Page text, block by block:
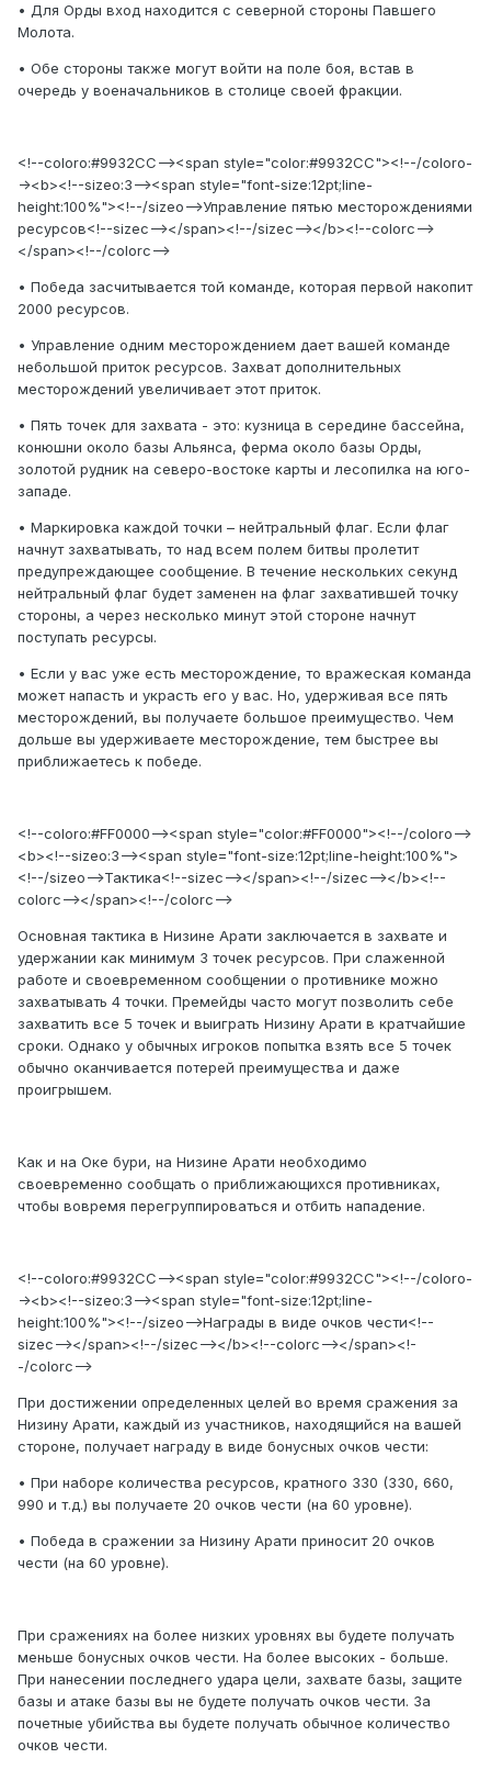
• Для Орды вход находится с северной стороны Павшего
Молота.
• Обе стороны также могут войти на поле боя, встав в
очередь у военачальников в столице своей фракции.
<!--coloro:#9932CC--><span style="color:#9932CC"><!--/coloro-
-><b><!--sizeo:3--><span style="font-size:12pt;line-
height:100%"><!--/sizeo-->Управление пятью месторождениями
ресурсов<!--sizec--></span><!--/sizec--></b><!--colorc-->
</span><!--/colorc-->
• Победа засчитывается той команде, которая первой накопит
2000 ресурсов.
• Управление одним месторождением дает вашей команде
небольшой приток ресурсов. Захват дополнительных
месторождений увеличивает этот приток.
• Пять точек для захвата - это: кузница в середине бассейна,
конюшни около базы Альянса, ферма около базы Орды,
золотой рудник на северо-востоке карты и лесопилка на юго-
западе.
• Маркировка каждой точки – нейтральный флаг. Если флаг
начнут захватывать, то над всем полем битвы пролетит
предупреждающее сообщение. В течение нескольких секунд
нейтральный флаг будет заменен на флаг захватившей точку
стороны, а через несколько минут этой стороне начнут
поступать ресурсы.
• Если у вас уже есть месторождение, то вражеская команда
может напасть и украсть его у вас. Но, удерживая все пять
месторождений, вы получаете большое преимущество. Чем
дольше вы удерживаете месторождение, тем быстрее вы
приближаетесь к победе.
<!--coloro:#FF0000--><span style="color:#FF0000"><!--/coloro-->
<b><!--sizeo:3--><span style="font-size:12pt;line-height:100%">
<!--/sizeo-->Тактика<!--sizec--></span><!--/sizec--></b><!--
colorc--></span><!--/colorc-->
Основная тактика в Низине Арати заключается в захвате и
удержании как минимум 3 точек ресурсов. При слаженной
работе и своевременном сообщении о противнике можно
захватывать 4 точки. Премейды часто могут позволить себе
захватить все 5 точек и выиграть Низину Арати в кратчайшие
сроки. Однако у обычных игроков попытка взять все 5 точек
обычно оканчивается потерей преимущества и даже
проигрышем.
Как и на Оке бури, на Низине Арати необходимо
своевременно сообщать о приближающихся противниках,
чтобы вовремя перегруппироваться и отбить нападение.
<!--coloro:#9932CC--><span style="color:#9932CC"><!--/coloro-
-><b><!--sizeo:3--><span style="font-size:12pt;line-
height:100%"><!--/sizeo-->Награды в виде очков чести<!--
sizec--></span><!--/sizec--></b><!--colorc--></span><!-
-/colorc-->
При достижении определенных целей во время сражения за
Низину Арати, каждый из участников, находящийся на вашей
стороне, получает награду в виде бонусных очков чести:
• При наборе количества ресурсов, кратного 330 (330, 660,
990 и т.д.) вы получаете 20 очков чести (на 60 уровне).
• Победа в сражении за Низину Арати приносит 20 очков
чести (на 60 уровне).
При сражениях на более низких уровнях вы будете получать
меньше бонусных очков чести. На более высоких - больше.
При нанесении последнего удара цели, захвате базы, защите
базы и атаке базы вы не будете получать очков чести. За
почетные убийства вы будете получать обычное количество
очков чести.